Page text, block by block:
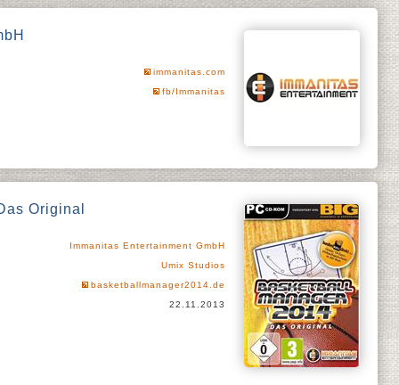
immanitas.com
fb/Immanitas
Original
Immanitas Entertainment GmbH
Umix Studios
basketballmanager2014.de
22.11.2013